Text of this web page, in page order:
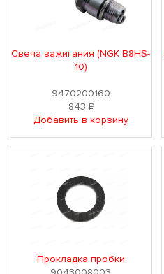
Свеча зажигания (NGK B8HS-
10)
9470200160
843Р
Добавить в корзину
Прокладка пробки